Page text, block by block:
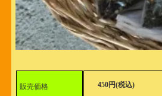
販売価格 450円(税込)